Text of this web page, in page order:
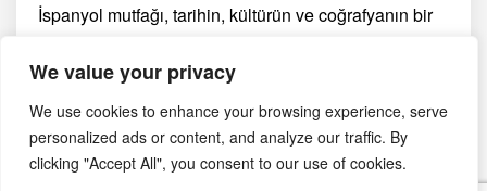
We value your privacy
We use cookies to enhance your browsing experience, serve
personalized ads or content, and analyze our traffic. By
clicking "Accept All", you consent to our use of cookies.
İspanyol mutfağı, tarihin, kültürün ve coğrafyanın bir
sosyal yemek kültürüyle İspanyol yemekleri, her
damak tadına hitap eder. İster İspanya’yı ziyaret edin
ister evde bu mutfağı deneyimleyin, İspanyol
lezzetleri sizi eşsiz bir yolculuğa çıkaracaktır.Buen